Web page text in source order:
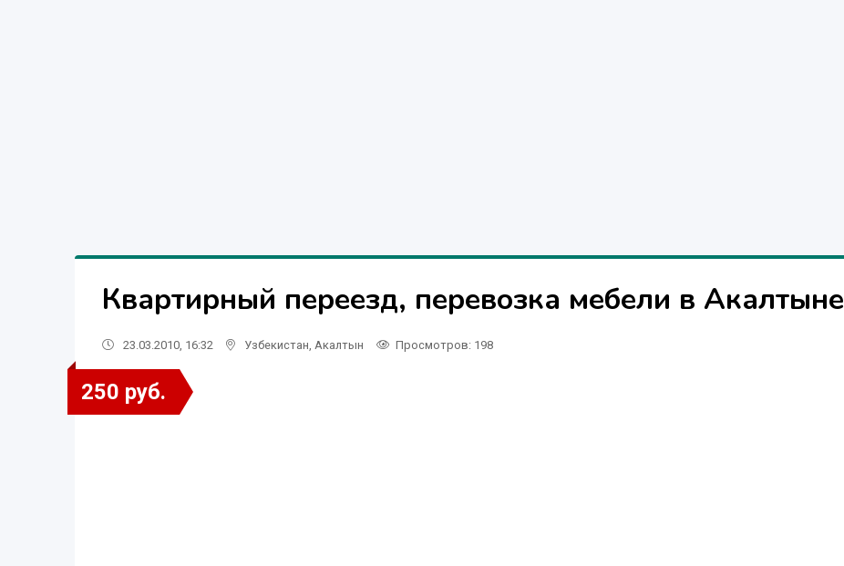
Квартирный переезд, перевозка мебели в Акалтыне
23.03.2010, 16:32 Узбекистан Акалтын Просмотров: 198
250 руб.